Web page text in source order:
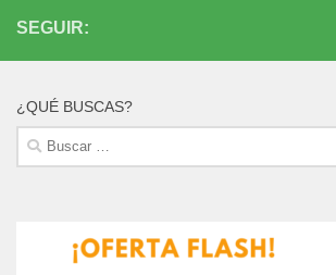
SEGUIR:
¿QUÉ BUSCAS?
Buscar: